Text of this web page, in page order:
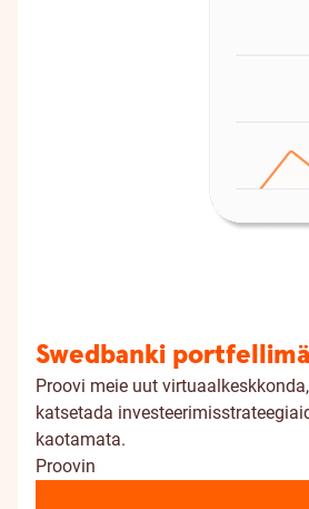
Swedbanki
Proovi meie uut
katsetada
kaotamata.
Proovin